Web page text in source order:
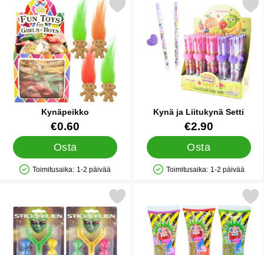
Kynäpeikko
Tuote.nro 12965
€0.60
Osta
Saatavuus: Varastossa
Toimitusaika: 1-2 päivää
Merkitse kynäpeikko suosikiksi
Kynä ja Liitukynä Setti
Tuote.nro 44436
€2.90
Osta
Saatavuus: Varastossa
Toimitusaika: 1-2 päivää
Merkitse kynä ja
Merkitse ritsa Alien suosikiksiMerkitse mega Sour